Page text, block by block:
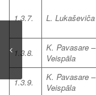
1.3.7. L. Lukaševiča
1.3.8.
K. Pavasare –
Veispāla
1.3.9.
K. Pavasare –
Veispāla